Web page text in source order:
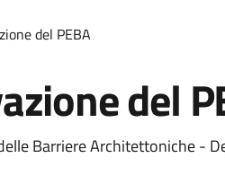
del PEBA
del
Barriere Architettoniche -